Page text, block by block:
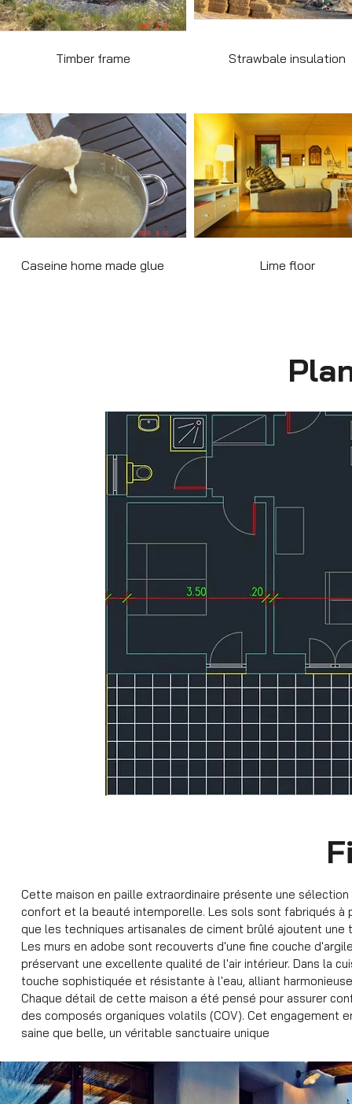
Timber frame Strawbale insulation
Caseine home made glue Lime floor
Cette maison en paille extraordinaire présente une
confort et la beauté intemporelle. Les sols sont fabriqués à
que les techniques artisanales de ciment brûlé ajoutent
Les murs en adobe sont recouverts d'une fine couche
préservant une excellente qualité de l'air intérieur. Dans la
touche sophistiquée et résistante à l'eau, alliant
Chaque détail de cette maison a été pensé pour assurer
des composés organiques volatils (COV). Cet engagement
saine que belle, un véritable sanctuaire unique